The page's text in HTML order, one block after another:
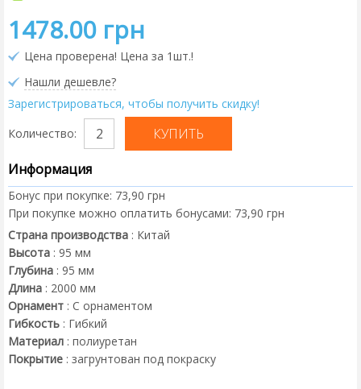
1478.00 грн
Цена проверена! Цена за 1шт.!
Нашли дешевле?
Зарегистрироваться, чтобы получить скидку!
Количество:
Информация
Бонус при покупке: 73,90 грн
При покупке можно оплатить бонусами: 73,90 грн
Страна производства : Китай
Высота : 95 мм
Глубина : 95 мм
Длина : 2000 мм
Орнамент : С орнаментом
Гибкость : Гибкий
Материал : полиуретан
Покрытие : загрунтован под покраску